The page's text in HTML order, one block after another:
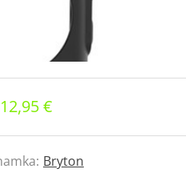
12,95 €
Bryton